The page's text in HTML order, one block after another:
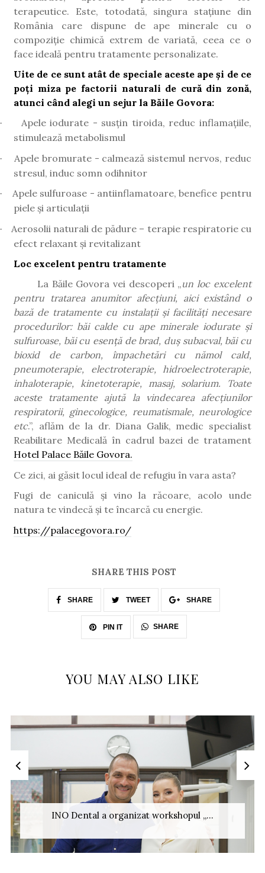
terapeutice. Este, totodată, singura stațiune din
România care dispune de ape minerale cu o
compoziție chimică extrem de variată, ceea ce o
face ideală pentru tratamente personalizate.
Uite de ce sunt atât de speciale aceste ape și de ce
poți miza pe factorii naturali de cură din zonă,
atunci când alegi un sejur la Băile Govora:
·
Apele iodurate - susțin tiroida, reduc inflamațiile,
stimulează metabolismul
·
Apele bromurate - calmează sistemul nervos, reduc
stresul, induc somn odihnitor
·
Apele sulfuroase - antiinflamatoare, benefice pentru
piele și articulații
·
Aerosolii naturali de pădure – terapie respiratorie cu
efect relaxant și revitalizant
Loc excelent pentru tratamente
La Băile Govora vei descoperi „un loc excelent
pentru tratarea anumitor afecțiuni, aici existând o
bază de tratamente cu instalații și facilități necesare
procedurilor: băi calde cu ape minerale iodurate și
sulfuroase, băi cu esență de brad, duș subacval, băi cu
bioxid de carbon, împachetări cu nămol cald,
pneumoterapie, electroterapie, hidroelectroterapie,
inhaloterapie, kinetoterapie, masaj, solarium. Toate
aceste tratamente ajută la vindecarea afecțiunilor
respiratorii, ginecologice, reumatismale, neurologice
etc.”, aflăm de la dr. Diana Galik, medic specialist
Reabilitare Medicală în cadrul bazei de tratament
Hotel Palace Băile Govora.
Ce zici, ai găsit locul ideal de refugiu în vara asta?
Fugi de caniculă și vino la răcoare, acolo unde
natura te vindecă și te încarcă cu energie.
https://palacegovora.ro/
SHARE THIS POST
SHARE TWEET SHARE
PIN IT SHARE
YOU MAY ALSO LIKE
INO Dental a organizat workshopul „...